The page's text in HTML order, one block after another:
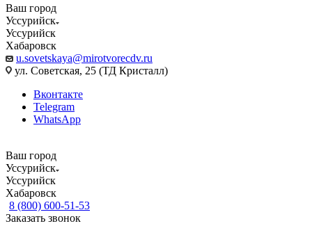
Ваш город
Уссурийск
Уссурийск
Хабаровск
u.sovetskaya@mirotvorecdv.ru
ул. Советская, 25 (ТД Кристалл)
Вконтакте
Telegram
WhatsApp
Ваш город
Уссурийск
Уссурийск
Хабаровск
8 (800) 600-51-53
Заказать звонок